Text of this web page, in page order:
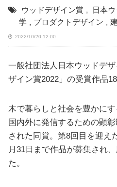
ウッドデザイン賞 , 日本
学 , プロダクトデザイン ,
2022/10/20 12:00
一般社団法人日本ウッドデ
ザイン賞2022」の受賞作品
木で暮らしと社会を豊かにす
国内外に発信するための顕
された同賞。第8回目を迎え
月31日まで作品が募集され
た。